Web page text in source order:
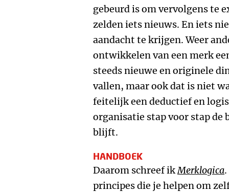
gebeurd is om vervolgens te
zelden iets nieuws. En iets
aandacht te krijgen. Weer
ontwikkelen van een merk
steeds nieuwe en originele
vallen, maar ook dat is niet
feitelijk een deductief en
organisatie stap voor stap de
blijft.
HANDBOEK
Daarom schreef ikMerklogica
principes die je helpen om